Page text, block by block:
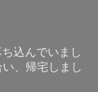
込んでいまし
、帰宅しまし